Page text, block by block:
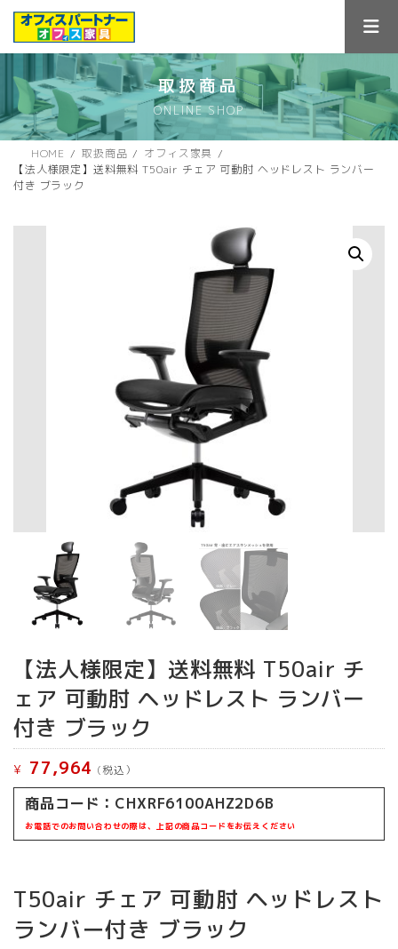
ス
キ
ン
に
取扱商品
ONLINE SHOP
HOME 取扱商品
オフィス家具
【法人様限定】送料無料 T50air チェア 可動肘 ヘッドレスト ランバー
付き ブラック
【法人様限定】送料無料 T50air チ
ェア 可動肘 ヘッドレスト ランバー
付き ブラック
¥ 77,964 (税込）
商品コード： CHXRF6100AHZ2D6B
お電話でのお問い合わせの際は、上記の商品コードをお伝えください
T50air チェア 可動肘 ヘッドレスト
ランバー付き ブラック